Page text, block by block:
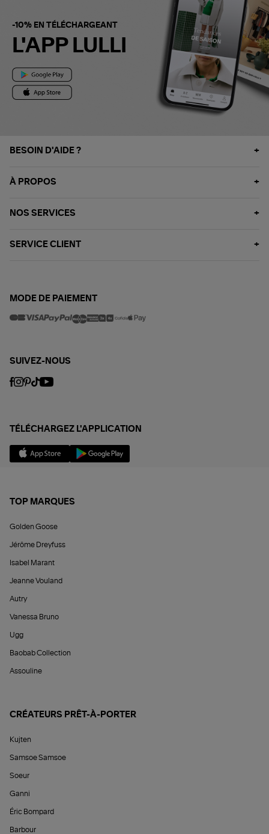
-10% EN TÉLÉCHARGEANT
L'APP LULLI
BESOIN D'AIDE ?
À PROPOS
NOS SERVICES
SERVICE CLIENT
MODE DE PAIEMENT
SUIVEZ-NOUS
TÉLÉCHARGEZ L'APPLICATION
TOP MARQUES
Golden Goose
Jérôme Dreyfuss
Isabel Marant
Jeanne Vouland
Autry
Vanessa Bruno
Ugg
Baobab Collection
Assouline
CRÉATEURS PRÊT-À-PORTER
Kujten
Samsoe Samsoe
Soeur
Ganni
Éric Bompard
Barbour